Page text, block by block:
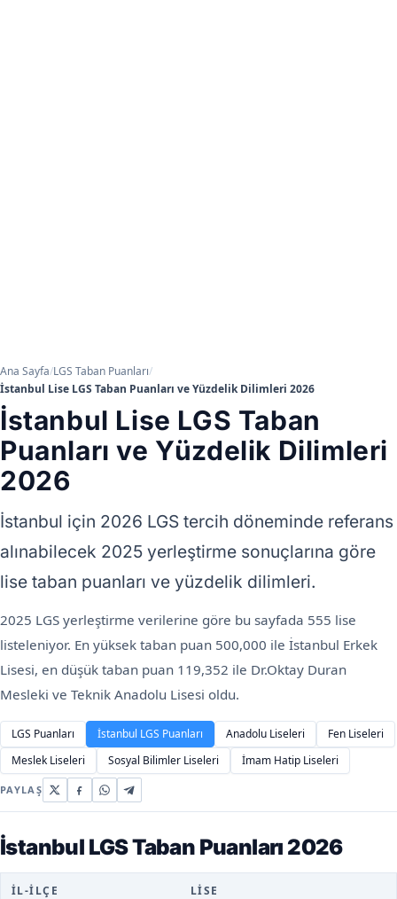
Ana Sayfa/LGS Taban Puanları/
İstanbul Lise LGS Taban Puanları ve Yüzdelik Dilimleri 2026
İstanbul Lise LGS Taban
Puanları ve Yüzdelik Dilimleri
2026
İstanbul için 2026 LGS tercih döneminde referans
alınabilecek 2025 yerleştirme sonuçlarına göre
lise taban puanları ve yüzdelik dilimleri.
2025 LGS yerleştirme verilerine göre bu sayfada 555 lise
listeleniyor. En yüksek taban puan 500,000 ile İstanbul Erkek
Lisesi, en düşük taban puan 119,352 ile Dr.Oktay Duran
Mesleki ve Teknik Anadolu Lisesi oldu.
LGS Puanları İstanbul LGS Puanları Anadolu Liseleri
Fen Liseleri
Meslek Liseleri
Sosyal Bilimler Liseleri İmam Hatip Liseleri
PAYLAŞ
İstanbul LGS Taban Puanları 2026
İL-İLÇE LISE